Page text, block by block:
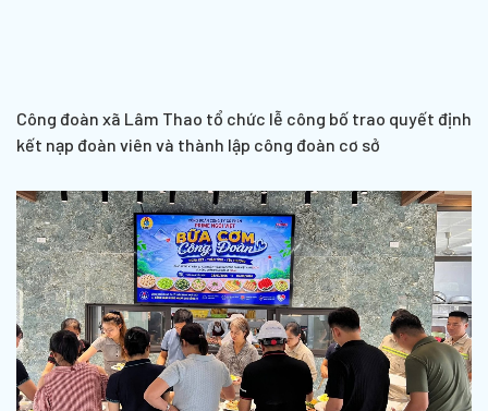
Công đoàn xã Lâm Thao tổ chức lễ công bố trao quyết định
kết nạp đoàn viên và thành lập công đoàn cơ sở